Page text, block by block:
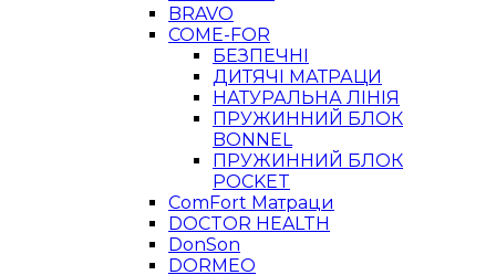
BRAVO
COME-FOR
БЕЗПЕЧНІ
ДИТЯЧІ МАТРАЦИ
НАТУРАЛЬНА ЛІНІЯ
ПРУЖИННИЙ БЛОК
BONNEL
ПРУЖИННИЙ БЛОК
POCKET
ComFort Матраци
DOCTOR HEALTH
DonSon
DORMEO